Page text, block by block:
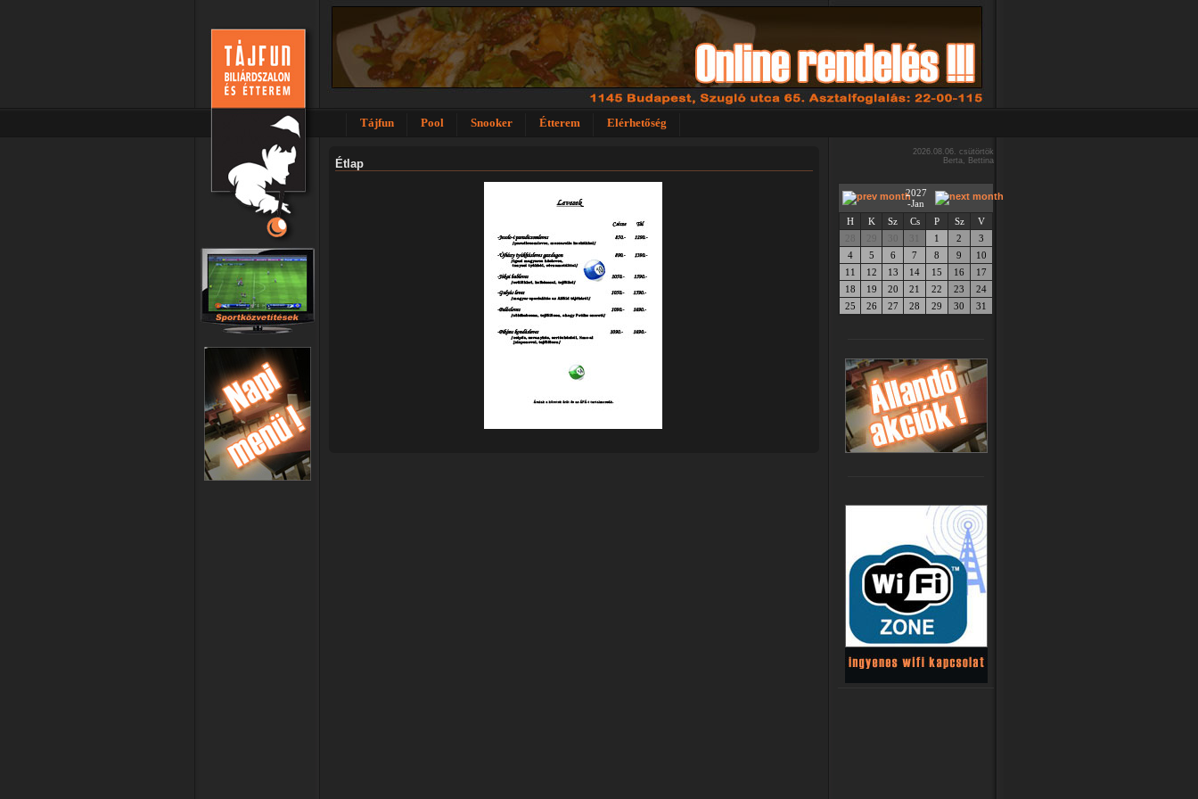
Tájfun Pool Snooker Étterem Elérhetőség
Étlap
2026.08.06. csütörtök
Berta, Bettina
2027
-Jan
H
K Sz Cs P Sz
V
1 2
3
4
5 6 7 8 9
10
11
12 13 14 15 16
17
18
19 20 21 22 23
24
25
26 27 28 29 30 31